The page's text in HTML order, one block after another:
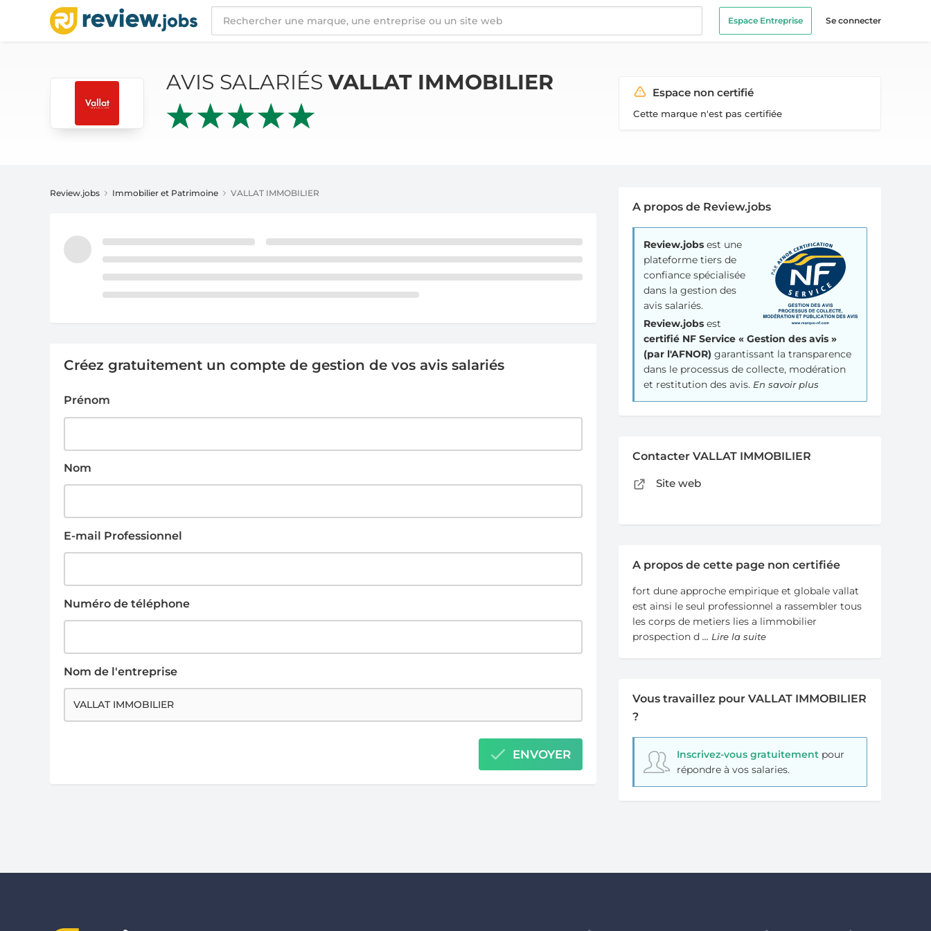
Espace Entreprise Se connecter
AVIS SALARIÉS VALLAT IMMOBILIER
AVIS SALARIÉS VALLAT IMMOBILIER Espace non certifié
Cette marque n'est pas certifiée
Review.jobs Immobilier et Patrimoine VALLAT IMMOBILIER
Créez gratuitement un compte de gestion de vos avis salariés
Prénom
Nom
E-mail Professionnel
Numéro de téléphone
Nom de l'entreprise
ENVOYER
A propos de Review.jobs
Review.jobs est une
plateforme tiers de
confiance spécialisée
dans la gestion des
avis salariés.
Review.jobs est
certifié NF Service « Gestion des avis »
(par l'AFNOR) garantissant la transparence
dans le processus de collecte, modération
et restitution des avis.En savoir plus
Contacter VALLAT IMMOBILIER
Site web
A propos de cette page non certifiée
fort dune approche empirique et globale vallat
est ainsi le seul professionnel a rassembler tous
les corps de metiers lies a limmobilier
prospection d ... Lire la suite
Vous travaillez pour VALLAT IMMOBILIER
?
Inscrivez-vous gratuitementpour
répondre à vos salaries.